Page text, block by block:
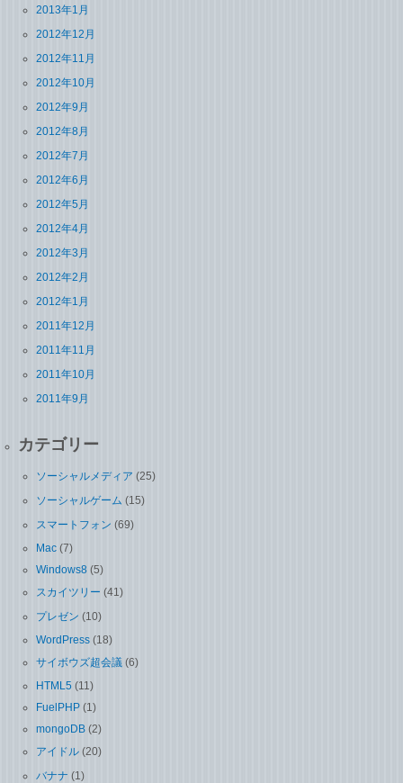
2013年1月
2012年12月
2012年11月
2012年10月
2012年9月
2012年8月
2012年7月
2012年6月
2012年5月
2012年4月
2012年3月
2012年2月
2012年1月
2011年12月
2011年11月
2011年10月
2011年9月
カテゴリー
ソーシャルメディア (25)
ソーシャルゲーム (15)
スマートフォン (69)
Mac (7)
Windows8 (5)
スカイツリー (41)
プレゼン (10)
WordPress (18)
サイボウズ超会議 (6)
HTML5 (11)
FuelPHP (1)
mongoDB (2)
アイドル (20)
バナナ (1)